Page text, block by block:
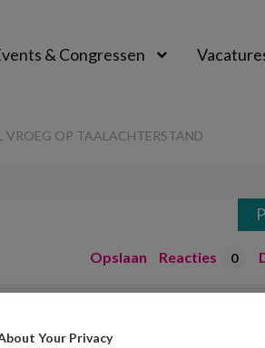
& Congressen
VROEG OP TAALACHTERSTAND
Opslaan Reacties 0
al vroeg op
Your Privacy